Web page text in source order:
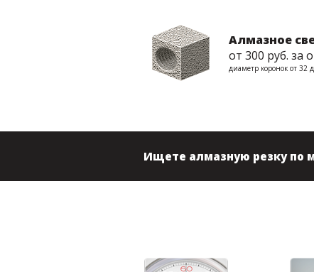
Алмазное
от 300 руб. за
диаметр коронок от 32
Ищете алмазную резку по